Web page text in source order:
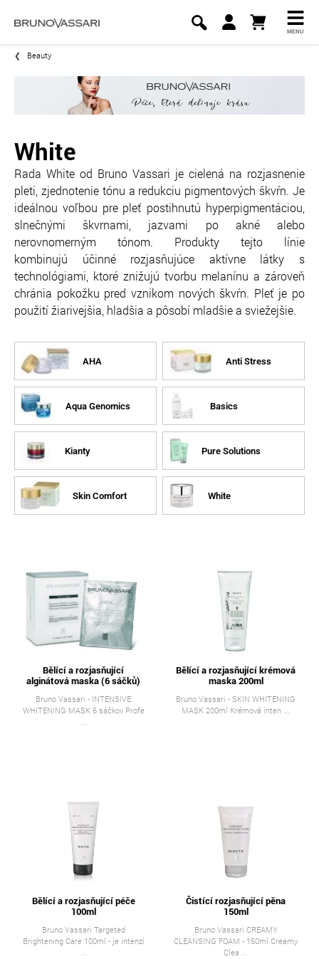
MENU
Beauty
White
Rada White od Bruno Vassari je cielená na rozjasnenie
pleti, zjednotenie tónu a redukciu pigmentových škvŕn. Je
ideálnou voľbou pre pleť postihnutú hyperpigmentáciou,
slnečnými škvrnami, jazvami po akné alebo
nerovnomerným tónom. Produkty tejto línie
kombinujú účinné rozjasňujúce aktívne látky s
technológiami, ktoré znižujú tvorbu melanínu a zároveň
chránia pokožku pred vznikom nových škvŕn. Pleť je po
použití žiarivejšia, hladšia a pôsobí mladšie a sviežejšie.
AHA Anti Stress
Aqua Genomics Basics
Kianty Pure Solutions
Skin Comfort White
Bělící a rozjasňující
alginátová maska (6 sáčků)
Bruno Vassari - INTENSIVE
WHITENING MASK 6 sáčkov Profe
Bělící a rozjasňující krémová
maska 200ml
Bruno Vassari - SKIN WHITENING
MASK 200ml Krémová inten ...
Bělící a rozjasňující péče
100ml
Bruno Vassari Targeted
Brightening Care 100ml - je intenzí
Čistící rozjasňující pěna
150ml
Bruno Vassari CREAMY
CLEANSING FOAM - 150ml Creamy
Clea ...